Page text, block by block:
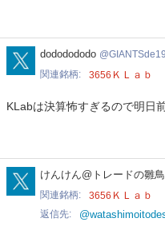
GIANTSde191919
dododododo
関連銘柄
3656 ＫＬａｂ
KLabは決算怖すぎるので明日
kenken_kabuch
けんけん@トレードの雛鳥
関連銘柄
3656 ＫＬａｂ
返信先